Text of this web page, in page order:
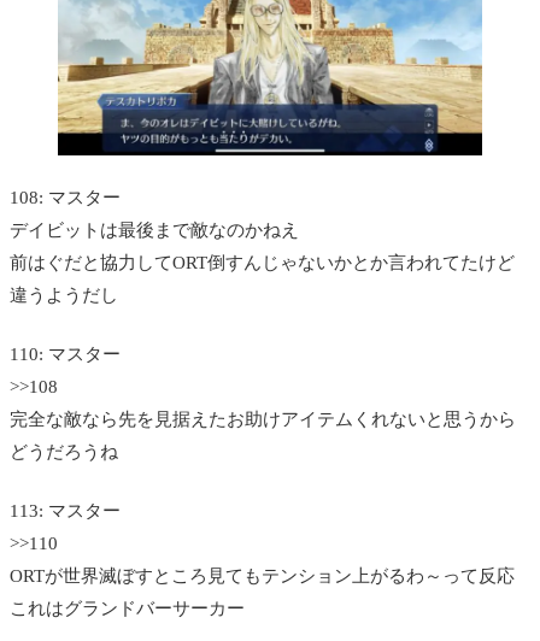
108: マスター
デイビットは最後まで敵なのかねえ
前はぐだと協力してORT倒すんじゃないかとか言われてたけど
違うようだし
110: マスター
>>108
完全な敵なら先を見据えたお助けアイテムくれないと思うから
どうだろうね
113: マスター
>>110
ORTが世界滅ぼすところ見てもテンション上がるわ～って反応
これはグランドバーサーカー